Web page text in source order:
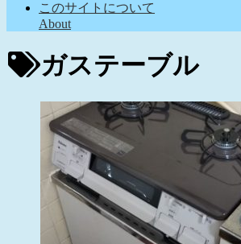
このサイトについて
About
ガステーブル